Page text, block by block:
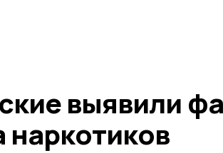
выявили
наркотиков